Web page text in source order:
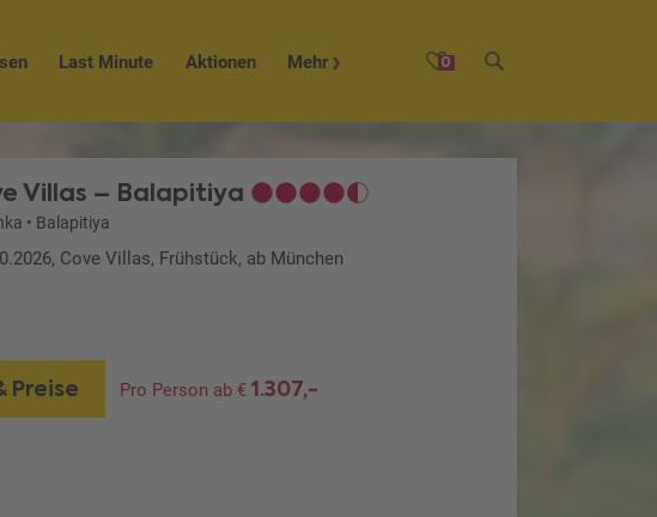
0
Last Minute Aktionen Mehr
Villas – Balapitiya
• Balapitiya
Cove Villas, Frühstück, ab München
Preise Pro Person ab €1.307,-